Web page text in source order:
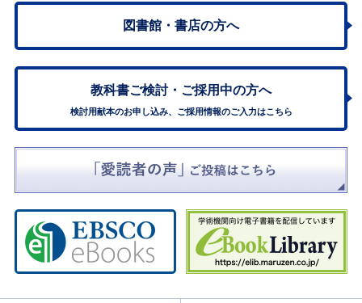
図書館・書店の方へ
教科書ご検討・ ご採用中の方へ
検討用献本のお申し込み、ご採用情報のご入力はこちら